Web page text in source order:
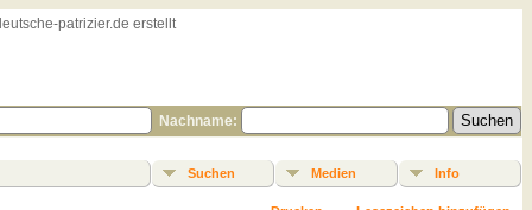
patrizier.de erstellt
Nachname:
Suchen Medien Info